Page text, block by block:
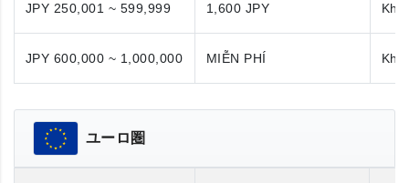
JPY 250,001 ~ 599,999 1,600 JPY
JPY 600,000 ~ 1,000,000 MIỄN PHÍ
ユーロ圏